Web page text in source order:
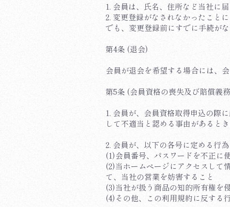
1. 会員は、氏名、住所など当社に
2. 変更登録がなされなかったこと
でも、変更登録前にすでに手続が
第4条 (退会)
会員が退会を希望する場合には、
第5条 (会員資格の喪失及び賠償義
1. 会員が、会員資格取得申込の際
して不適当と認める事由があると
2. 会員が、以下の各号に定める行
(1)会員番号、パスワードを不正に
(2)当ホームページにアクセスして
て、当社の営業を妨害すること
(3)当社が扱う商品の知的所有権を
(4)その他、この利用規約に反する